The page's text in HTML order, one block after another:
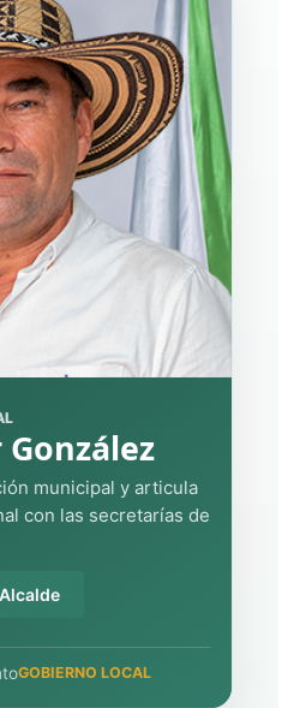
municipal y articula
con las secretarías de
GOBIERNO LOCAL